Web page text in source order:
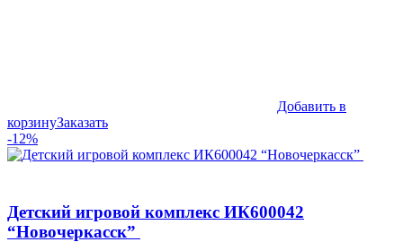
Добавить в
корзинуЗаказать
-12%
Детский игровой комплекс ИК600042
“Новочеркасск”